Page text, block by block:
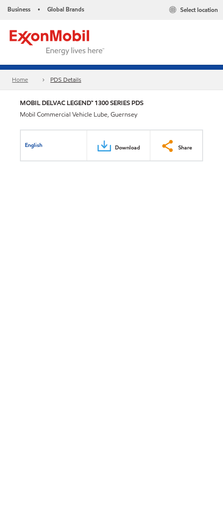
Business • Global Brands Select location
Home PDS Details
MOBIL DELVAC LEGEND™ 1300 SERIES PDS
Mobil Commercial Vehicle Lube, Guernsey
English Download Share